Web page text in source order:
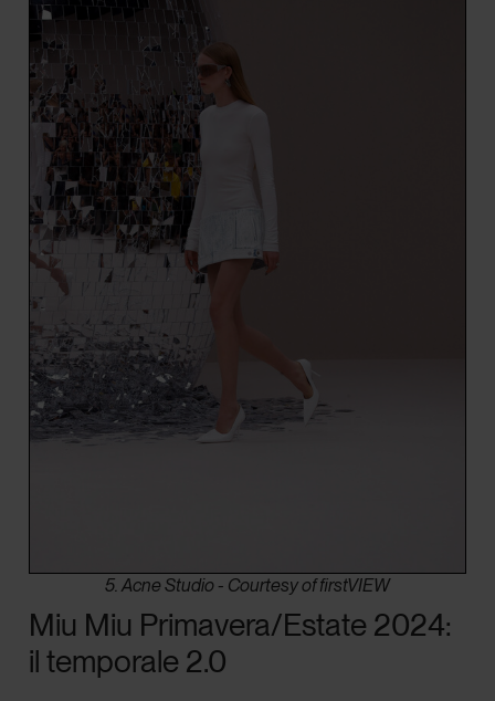
5. Acne Studio - Courtesy of firstVIEW
Miu Miu Primavera/Estate 2024:
il temporale 2.0